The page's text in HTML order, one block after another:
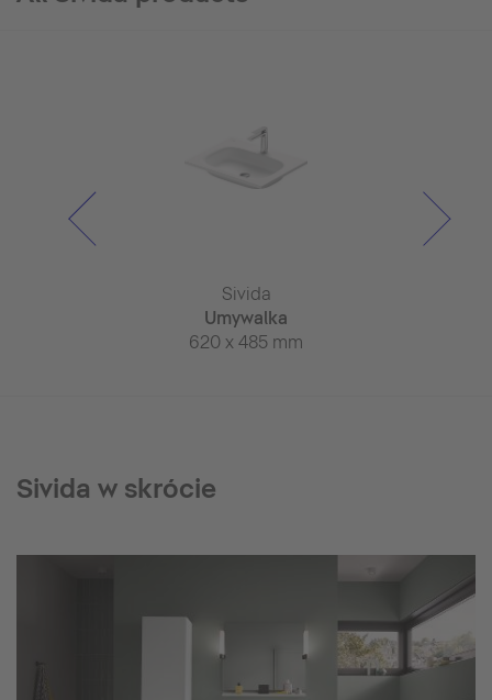
Sivida
Umywalka
620 x 485 mm
Sivida w skrócie